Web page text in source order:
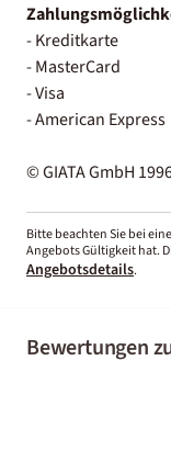
- Kreditkarte
- MasterCard
- Visa
- American Express
© GIATA GmbH
Bitte beachten Sie bei
Angebots Gültigkeit hat.
Angebotsdetails.
Bewertungen